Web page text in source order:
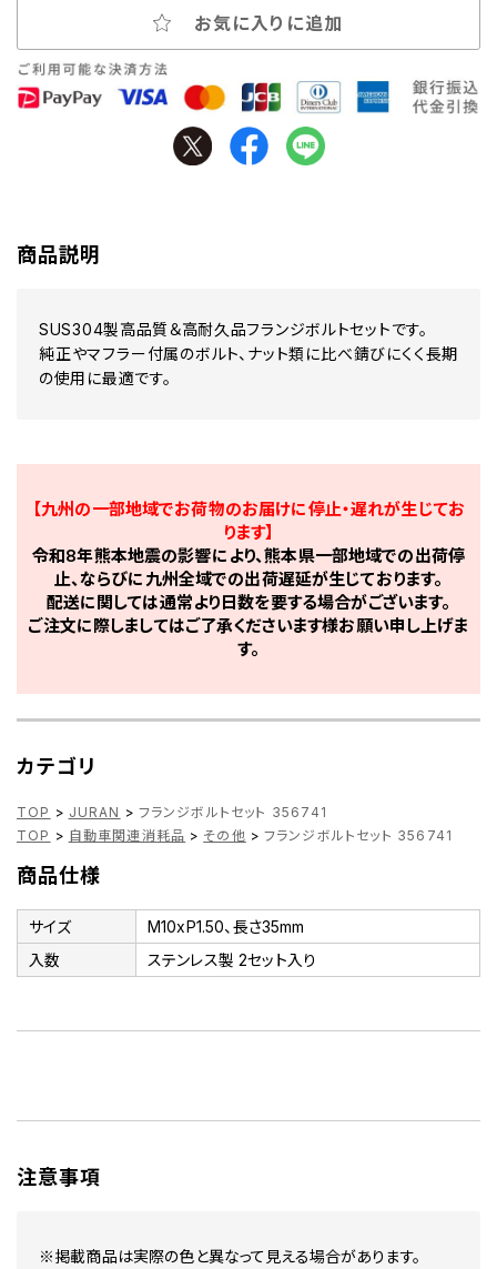
お気に入りに追加
商品説明
SUS304製高品質＆高耐久品フランジボルトセットです。
純正やマフラー付属のボルト、ナット類に比べ錆びにくく長期
の使用に最適です。
【九州の一部地域でお荷物のお届けに停止・遅れが生じてお
ります】
令和8年熊本地震の影響により、熊本県一部地域での出荷停
止、ならびに九州全域での出荷遅延が生じております。
配送に関しては通常より日数を要する場合がございます。
ご注文に際しましてはご了承くださいます様お願い申し上げま
す。
カテゴリ
TOP > JURAN > フランジボルトセット 356741
TOP > 自動車関連消耗品 > その他 > フランジボルトセット 356741
商品仕様
サイズ
M10xP1.50、長さ35mm
入数
ステンレス製 2セット入り
注意事項
※掲載商品は実際の色と異なって見える場合があります。